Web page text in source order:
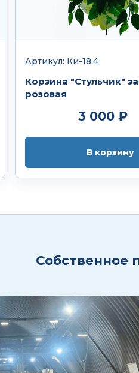
Артикул: Ки-18.4
Корзина "Стульчик"
розовая
3 000 ₽
В корзину
Собственное